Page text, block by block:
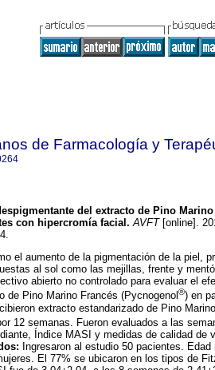
de Farmacología y
del extracto de Pino
con hipercromía facial . AVFT[online].
el aumento de la pigmentación de la piel,
al sol como las mejillas, frente y
abierto no controlado para evaluar el
de Pino Marino Francés (Pycnogenol ®) en
extracto estandarizado de Pino
12 semanas. Fueron evaluados a las
Índice MASI y medidas de calidad de
Ingresaron al estudio 50 pacientes. Edad
El 77% se ubicaron en los tipos de